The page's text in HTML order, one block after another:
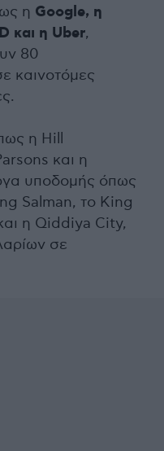
η Google, η
και η Uber,
80
καινοτόμες
η Hill
και η
υποδομής όπως
Salman, το King
η Qiddiya City,
σε